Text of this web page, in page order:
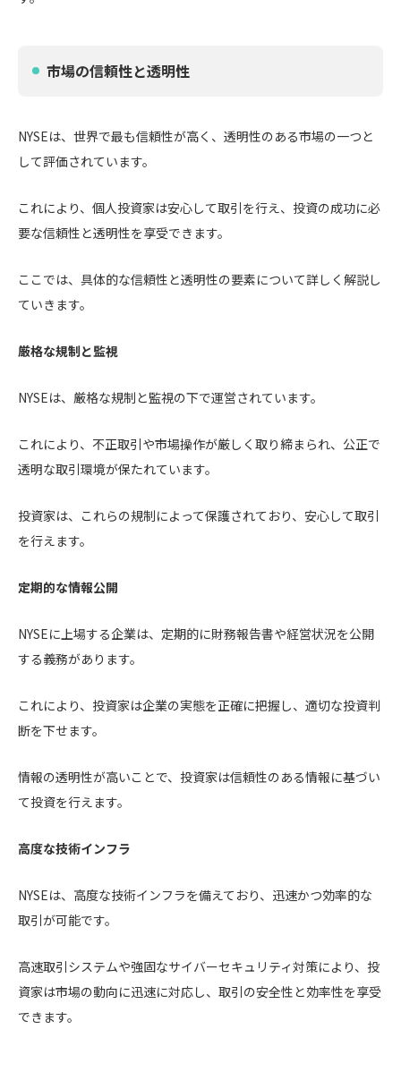
市場の信頼性と透明性
NYSEは、世界で最も信頼性が高く、透明性のある市場の一つと
して評価されています。
これにより、個人投資家は安心して取引を行え、投資の成功に必
要な信頼性と透明性を享受できます。
ここでは、具体的な信頼性と透明性の要素について詳しく解説し
ていきます。
厳格な規制と監視
NYSEは、厳格な規制と監視の下で運営されています。
これにより、不正取引や市場操作が厳しく取り締まられ、公正で
透明な取引環境が保たれています。
投資家は、これらの規制によって保護されており、安心して取引
を行えます。
定期的な情報公開
NYSEに上場する企業は、定期的に財務報告書や経営状況を公開
する義務があります。
これにより、投資家は企業の実態を正確に把握し、適切な投資判
断を下せます。
情報の透明性が高いことで、投資家は信頼性のある情報に基づい
て投資を行えます。
高度な技術インフラ
NYSEは、高度な技術インフラを備えており、迅速かつ効率的な
取引が可能です。
高速取引システムや強固なサイバーセキュリティ対策により、投
資家は市場の動向に迅速に対応し、取引の安全性と効率性を享受
できます。